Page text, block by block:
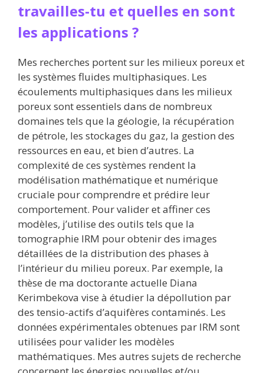
travailles-tu et quelles en sont
les applications ?
Mes recherches portent sur les milieux poreux et
les systèmes fluides multiphasiques. Les
écoulements multiphasiques dans les milieux
poreux sont essentiels dans de nombreux
domaines tels que la géologie, la récupération
de pétrole, les stockages du gaz, la gestion des
ressources en eau, et bien d’autres. La
complexité de ces systèmes rendent la
modélisation mathématique et numérique
cruciale pour comprendre et prédire leur
comportement. Pour valider et affiner ces
modèles, j’utilise des outils tels que la
tomographie IRM pour obtenir des images
détaillées de la distribution des phases à
l’intérieur du milieu poreux. Par exemple, la
thèse de ma doctorante actuelle Diana
Kerimbekova vise à étudier la dépollution par
des tensio-actifs d’aquifères contaminés. Les
données expérimentales obtenues par IRM sont
utilisées pour valider les modèles
mathématiques. Mes autres sujets de recherche